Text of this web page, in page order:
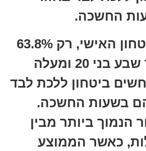
החשכה.
לפי סקר הביטחון האישי, רק 63.8%
מתושבי באר שבע בני 20 ומעלה
חשים ביטחון ללכת לבד
בשעות החשכה.
הנמוך ביותר מבין
כאשר הממוצע